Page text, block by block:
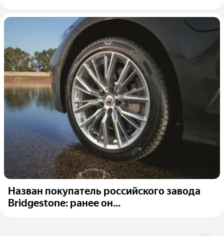
Назван покупатель российского завода
Bridgestone: ранее он...